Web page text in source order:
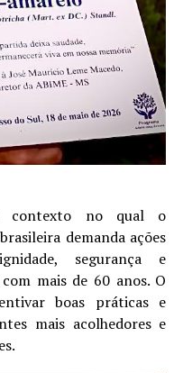
contexto no qual o
demanda ações
segurança e
mais de 60 anos. O
boas práticas e
mais acolhedores e